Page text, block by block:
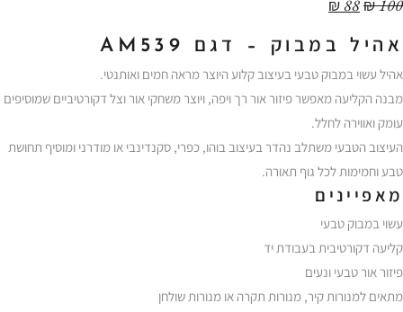
₪100
₪88
אהיל במבוק – דגם AM539
אהיל עשוי במבוק טבעי בעיצוב קלוע היוצר מראה חמים ואותנטי.
מבנה הקליעה מאפשר פיזור אור רך ויפה, ויוצר משחקי אור וצל דקורטיביים שמוסיפים
עומק ואווירה לחלל.
העיצוב הטבעי משתלב נהדר בעיצוב בוהו, כפרי, סקנדינבי או מודרני ומוסיף תחושת
טבע וחמימות לכל גוף תאורה.
מאפיינים
עשוי במבוק טבעי
קליעה דקורטיבית בעבודת יד
פיזור אור טבעי ונעים
מתאים למנורות קיר, מנורות תקרה או מנורות שולחן